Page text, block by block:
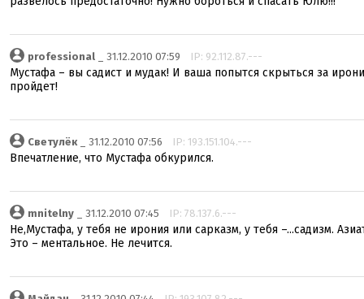
professional _ 31.12.2010 07:59 IP: 92.112.87.---
Мустафа – вы садист и мудак! И ваша попытся скрыться за
пройдет!
Светулёк_ 31.12.2010 07:56 IP: 193.151.104.---
Впечатление, что Мустафа обкурился.
mnitelny _ 31.12.2010 07:45 IP: 78.137.6.---
Не,Мустафа, у тебя не ирония или сарказм, у тебя –...садизм.
Это – ментальное. Не лечится.